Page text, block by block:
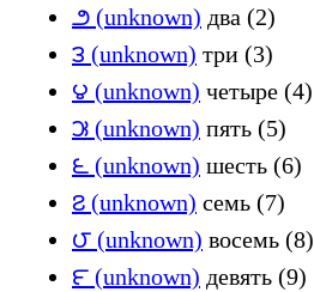
౨ (unknown) два (2)
౩ (unknown) три (3)
౪ (unknown) четыре (4)
౫ (unknown) пять (5)
౬ (unknown) шесть (6)
౭ (unknown) семь (7)
౮ (unknown) восемь (8)
౯ (unknown) девять (9)